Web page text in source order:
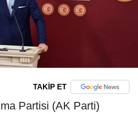
TAKİP ET
Partisi (AK Parti)